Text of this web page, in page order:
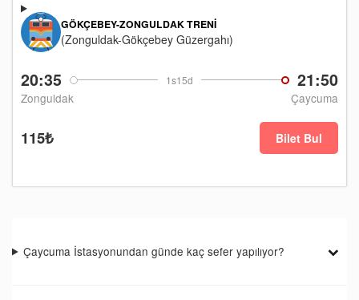
20:35 1s15d 21:50
Zonguldak Çaycuma
GÖKÇEBEY-ZONGULDAK TRENI
(Zonguldak-Gökçebey Güzergahı)
115₺ Bilet Bul
Çaycuma İstasyonundan günde kaç sefer yapılıyor?